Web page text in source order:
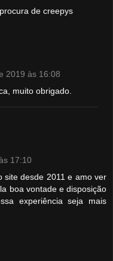
de creepys
2019 às 16:08
muito obrigado.
17:10
site desde 2011 e amo ver
boa vontade e disposição
experiência seja mais